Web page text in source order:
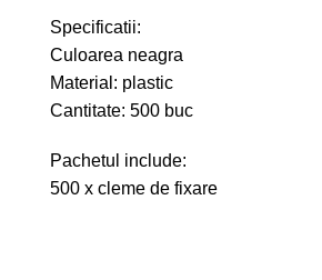
Specificatii:
Culoarea neagra
Material: plastic
Cantitate: 500 buc
Pachetul include:
500 x cleme de fixare